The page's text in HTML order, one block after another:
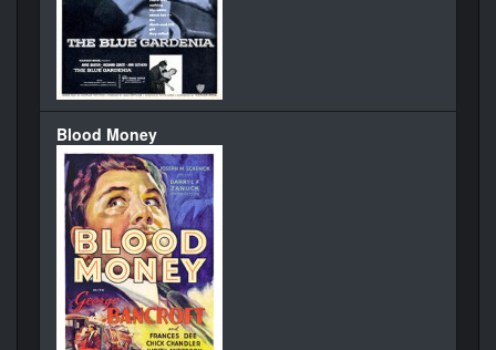
Blood Money